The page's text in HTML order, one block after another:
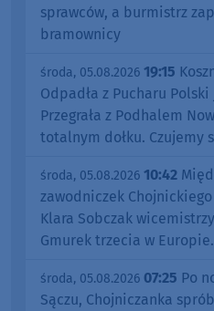
sprawców, a burmistrz
bramownicy
środa, 05.08.2026 19:15
Odpadła z Pucharu
Przegrała z Podhalem
totalnym dołku. Czujemy
środa, 05.08.2026 10:42
zawodniczek
Klara Sobczak
Gmurek trzecia w
środa, 05.08.2026 07:25 Po
Sączu, Chojniczanka